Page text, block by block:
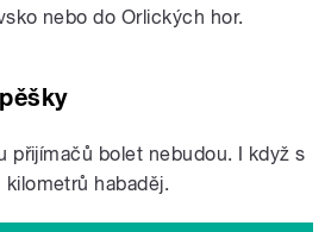
nebo do Orlických hor.
přijímačů bolet nebudou. I když s
habaděj.